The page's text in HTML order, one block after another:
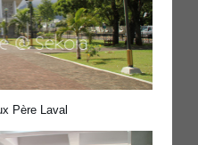
Père Laval